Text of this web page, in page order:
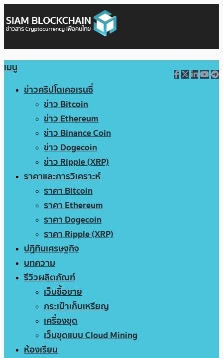
เมนู
ข่าวคริปโตเคอเรนซี่
ข่าว Bitcoin
ข่าว Ethereum
ข่าว Binance Coin
ข่าว Dogecoin
ข่าว Ripple (XRP)
ราคาและการวิเคราะห์
ราคา Bitcoin
ราคา Ethereum
ราคา Dogecoin
ราคา Ripple (XRP)
ปฏิทินเศรษฐกิจ
บทความ
รีวิวผลิตภัณฑ์
เว็บซื้อขาย
กระเป๋าเก็บเหรียญ
เครื่องขุด
เว็บขุดแบบ Cloud Mining
ห้องเรียน